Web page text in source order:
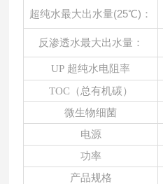
超纯水最大出水量(25℃)：
反渗透水最大出水量：
UP 超纯水电阻率
TOC（总有机碳）
微生物细菌
电源
功率
产品规格